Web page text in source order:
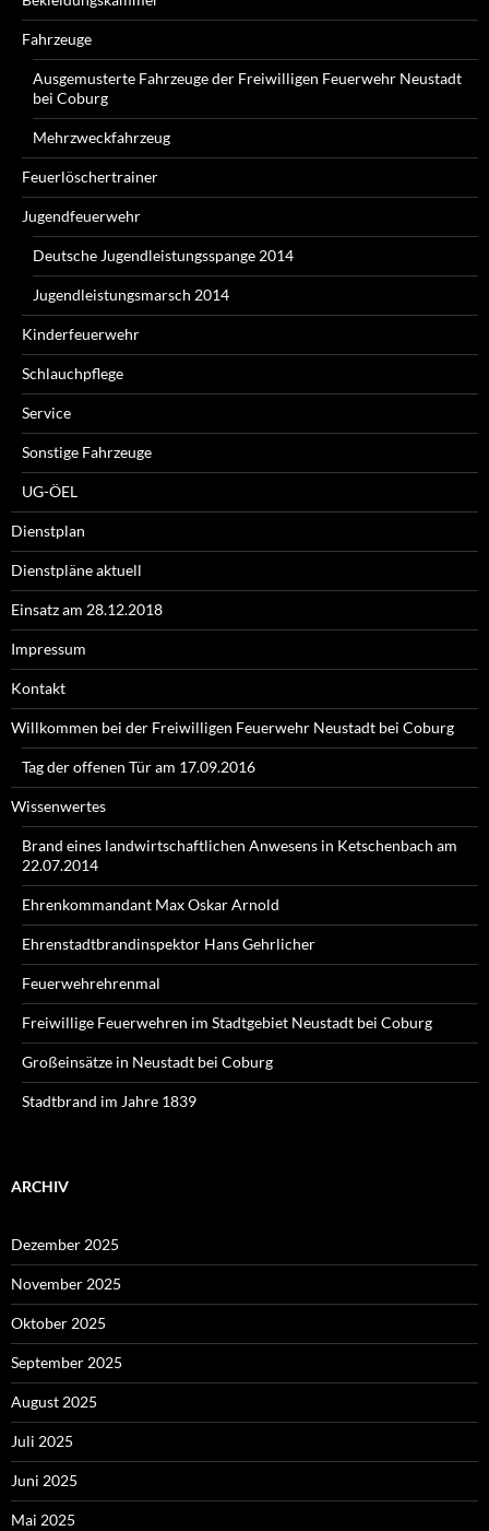
Fahrzeuge
Ausgemusterte Fahrzeuge der Freiwilligen Feuerwehr Neustadt
bei Coburg
Mehrzweckfahrzeug
Feuerlöschertrainer
Jugendfeuerwehr
Deutsche Jugendleistungsspange 2014
Jugendleistungsmarsch 2014
Kinderfeuerwehr
Schlauchpflege
Service
Sonstige Fahrzeuge
UG-ÖEL
Dienstplan
Dienstpläne aktuell
Einsatz am 28.12.2018
Impressum
Kontakt
Willkommen bei der Freiwilligen Feuerwehr Neustadt bei Coburg
Tag der offenen Tür am 17.09.2016
Wissenwertes
Brand eines landwirtschaftlichen Anwesens in Ketschenbach am
22.07.2014
Ehrenkommandant Max Oskar Arnold
Ehrenstadtbrandinspektor Hans Gehrlicher
Feuerwehrehrenmal
Freiwillige Feuerwehren im Stadtgebiet Neustadt bei Coburg
Großeinsätze in Neustadt bei Coburg
Stadtbrand im Jahre 1839
ARCHIV
Dezember 2025
November 2025
Oktober 2025
September 2025
August 2025
Juli 2025
Juni 2025
Mai 2025